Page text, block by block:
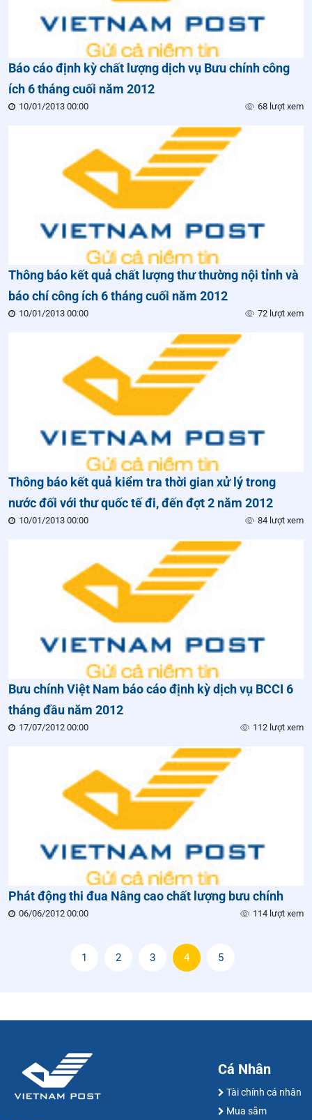
Báo cáo định kỳ chất lượng dịch vụ Bưu chính công
ích 6 tháng cuối năm 2012
10/01/2013 00:00 68 lượt xem
Thông báo kết quả chất lượng thư thường nội tỉnh và
báo chí công ích 6 tháng cuối năm 2012
10/01/2013 00:00 72 lượt xem
Thông báo kết quả kiểm tra thời gian xử lý trong
nước đối với thư quốc tế đi, đến đợt 2 năm 2012
10/01/2013 00:00 84 lượt xem
Bưu chính Việt Nam báo cáo định kỳ dịch vụ BCCI 6
tháng đầu năm 2012
17/07/2012 00:00 112 lượt xem
Phát động thi đua Nâng cao chất lượng bưu chính
06/06/2012 00:00 114 lượt xem
1 2 3 4 5
Cá Nhân
Tài chính cá nhân
Mua sắm